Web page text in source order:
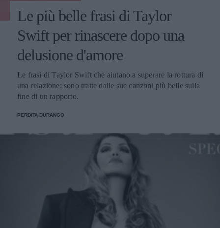
Le più belle frasi di Taylor
Swift per rinascere dopo una
delusione d'amore
Le frasi di Taylor Swift che aiutano a superare la rottura di
una relazione: sono tratte dalle sue canzoni più belle sulla
fine di un rapporto.
PERDITA DURANGO